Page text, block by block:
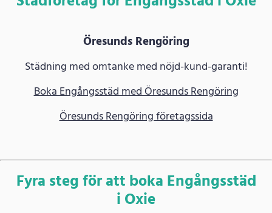
Öresunds Rengöring
Städning med omtanke med nöjd-kund-garanti!
Boka Engångsstäd med Öresunds Rengöring
Öresunds Rengöring företagssida
Fyra steg för att boka Engångsstäd
i Oxie